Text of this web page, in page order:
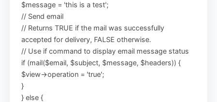
$message = 'this is a test';
// Send email
// Returns TRUE if the mail was successfully
accepted for delivery, FALSE otherwise.
// Use if command to display email message status
if (mail($email, $subject, $message, $headers)) {
$view->operation = 'true';
}
} else {